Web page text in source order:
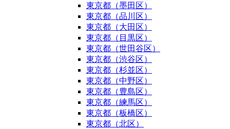
東京都（墨田区）
東京都（品川区）
東京都（大田区）
東京都（目黒区）
東京都（世田谷区）
東京都（渋谷区）
東京都（杉並区）
東京都（中野区）
東京都（豊島区）
東京都（練馬区）
東京都（板橋区）
東京都（北区）